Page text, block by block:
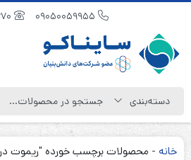
خانه - محصولات برچسب خورده "ریموت